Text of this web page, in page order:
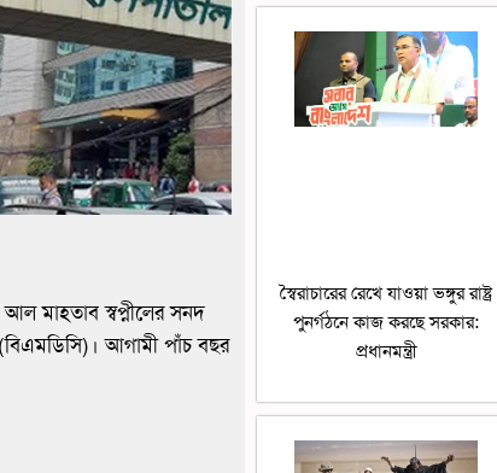
মাহতাব স্বপ্নীলের সনদ
আগামী পাঁচ বছর
স্বৈরাচারের রেখে যাওয়া ভঙ্গুর রাষ্ট্র
পুনর্গঠনে কাজ করছে সরকার:
প্রধানমন্ত্রী